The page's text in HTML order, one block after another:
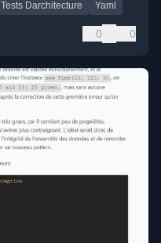
Tests Darchitecture Yaml
0 0